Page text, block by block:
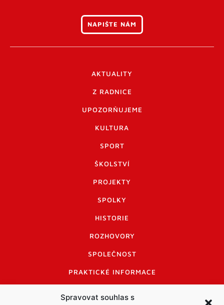
Spravovat souhlas s
NAPIŠTE NÁM
AKTUALITY
Z RADNICE
UPOZORŇUJEME
KULTURA
SPORT
ŠKOLSTVÍ
PROJEKTY
SPOLKY
HISTORIE
ROZHOVORY
SPOLEČNOST
PRAKTICKÉ INFORMACE